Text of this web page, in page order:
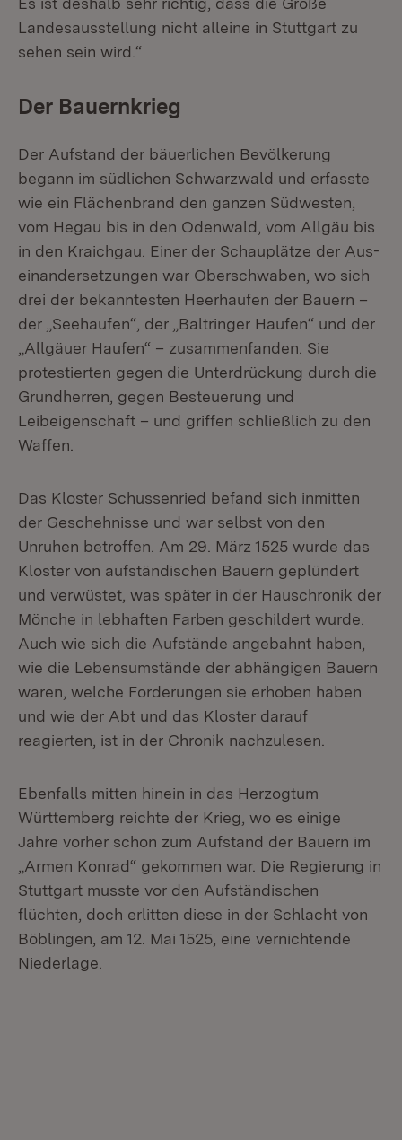
Landesausstellung nicht alleine in Stuttgart zu
sehen sein wird.“
Der Bauernkrieg
Der Aufstand der bäuerlichen Bevölkerung
begann im südlichen Schwarzwald und erfasste
wie ein Flächenbrand den ganzen Südwesten,
vom Hegau bis in den Odenwald, vom Allgäu bis
in den Kraichgau. Einer der Schauplätze der Aus­
einandersetzungen war Oberschwaben, wo sich
drei der bekanntesten Heer­haufen der Bauern –
der „Seehaufen“, der „Baltringer Haufen“ und der
„Allgäuer Haufen“ – zusammenfanden. Sie
protestierten gegen die Unter­drückung durch die
Grundherren, gegen Besteuerung und
Leibeigenschaft – und griffen schließlich zu den
Waffen.
Das Kloster Schussenried befand sich inmitten
der Geschehnisse und war selbst von den
Unruhen betroffen. Am 29. März 1525 wurde das
Kloster von aufstän­dischen Bauern geplündert
und verwüstet, was später in der Hauschronik der
Mönche in lebhaften Farben geschildert wurde.
Auch wie sich die Aufstände angebahnt haben,
wie die Lebensumstände der abhängigen Bauern
waren, welche Forderungen sie erhoben haben
und wie der Abt und das Kloster darauf
reagierten, ist in der Chronik nachzulesen.
Ebenfalls mitten hinein in das Herzogtum
Württemberg reichte der Krieg, wo es einige
Jahre vorher schon zum Aufstand der Bauern im
„Armen Konrad“ gekommen war. Die Regierung in
Stuttgart musste vor den Aufständischen
flüchten, doch erlitten diese in der Schlacht von
Böblingen, am 12. Mai 1525, eine vernichtende
Niederlage.